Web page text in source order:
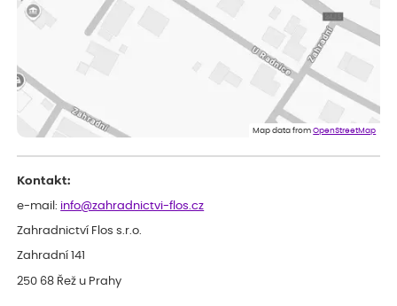
sazenicemi
Miroslava
Rostliny byly v pořádku, dobře zabalené, celková spokojenost.
Doporučuji :). Spokojenost, stromky v pěkném stavu. Jediné, co
my chybělo, bylo komunikování nedostupného zboží před
Map data fromOpenStreetMap
Kontakt:
e-mail: info@zahradnictvi-flos.cz
Zahradnictví Flos s.r.o.
Zahradní 141
250 68 Řež u Prahy